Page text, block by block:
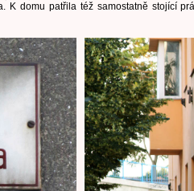
K domu patřila též samostatně stojící